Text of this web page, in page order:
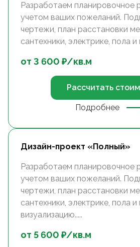
Разработаем планировочное
учетом ваших пожеланий.
чертежи, план расстановки
сантехники, электрике, пола и
от 3 600 ₽/кв.м
Рассчитать
Подробнее
Дизайн-проект «Полный»
Разработаем планировочное
учетом ваших пожеланий.
чертежи, план расстановки
сантехники, электрике, пола и
визуализацию.....
от 5 600 ₽/кв.м